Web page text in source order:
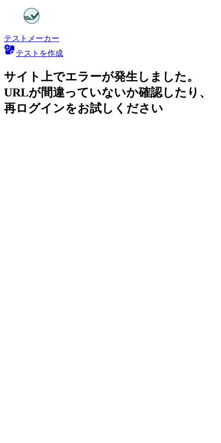
テストメーカー
テストを作成
サイト上でエラーが発生しました。
URLが間違っていないか確認したり、
再ログインをお試しください